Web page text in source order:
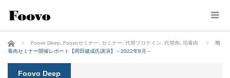
ホーム Foovo Deep Foovoセミナー セミナー 代替プロテイン 代替肉 培養肉
培
養肉セミナー開催レポート【岡田健成氏講演】－2022年8月－
Foovo Deep